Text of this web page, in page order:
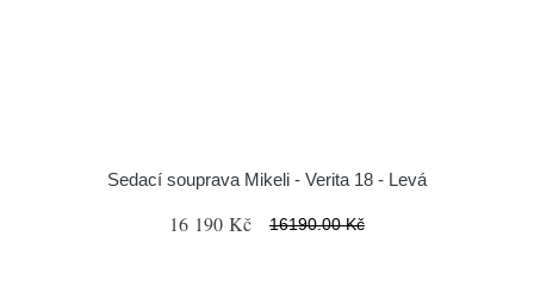
Sedací souprava Mikeli - Verita 18 - Levá
16 190 Kč 16190.00 Kč